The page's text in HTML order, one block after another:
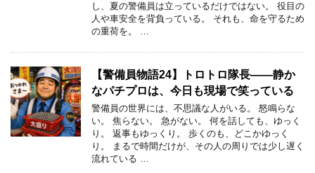
し、夏の警備員は立っているだけではない。 役目の
人や車安全を背負っている。 それも、命を守るため
の重荷を。 …
【警備員物語24】トロトロ隊長――静か
なパチプロは、今日も現場で笑っている
警備員の世界には、不思議な人がいる。 怒鳴らな
い。 焦らない。 急がない。 何を話しても、ゆっく
り。 返事もゆっくり。 歩くのも、どこかゆっく
り。 まるで時間だけが、その人の周りでは少し遅く
流れている …